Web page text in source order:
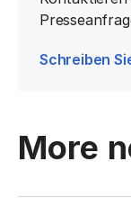
Schreiben
More